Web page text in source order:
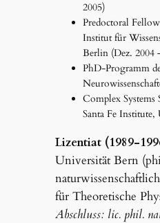
2005)
Predoctoral
Institut für
Berlin (Dez. 2004
PhD-Programm
Complex Systems
Santa Fe Institute,
Lizentiat (1989-
Universität Bern
für Theoretische
Abschluss: lic. phil.